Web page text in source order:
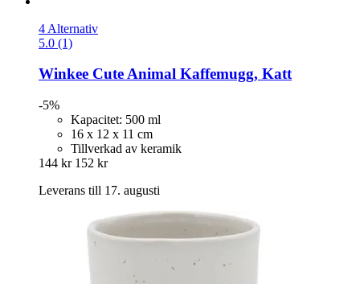
4 Alternativ
5.0 (1)
Winkee Cute Animal Kaffemugg, Katt
-5%
Kapacitet: 500 ml
16 x 12 x 11 cm
Tillverkad av keramik
144 kr 152 kr
Leverans till 17. augusti